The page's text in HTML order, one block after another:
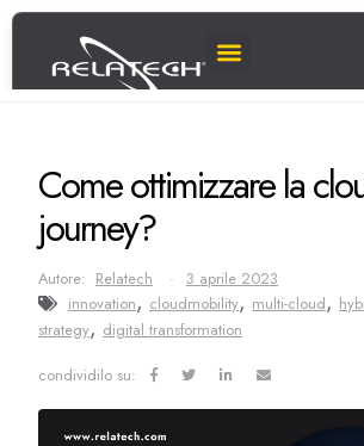
Come ottimizzare la
journey?
Autore: Relatech
3 aprile 2023
innovation, cloudmobility, multi-cloud,
strategy, digital transformation
condividilo su: